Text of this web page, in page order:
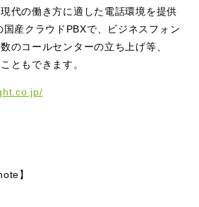
代の働き方に適した電話環境を提供
産クラウドPBXで、ビジネスフォン
のコールセンターの立ち上げ等、
ともできます。
】